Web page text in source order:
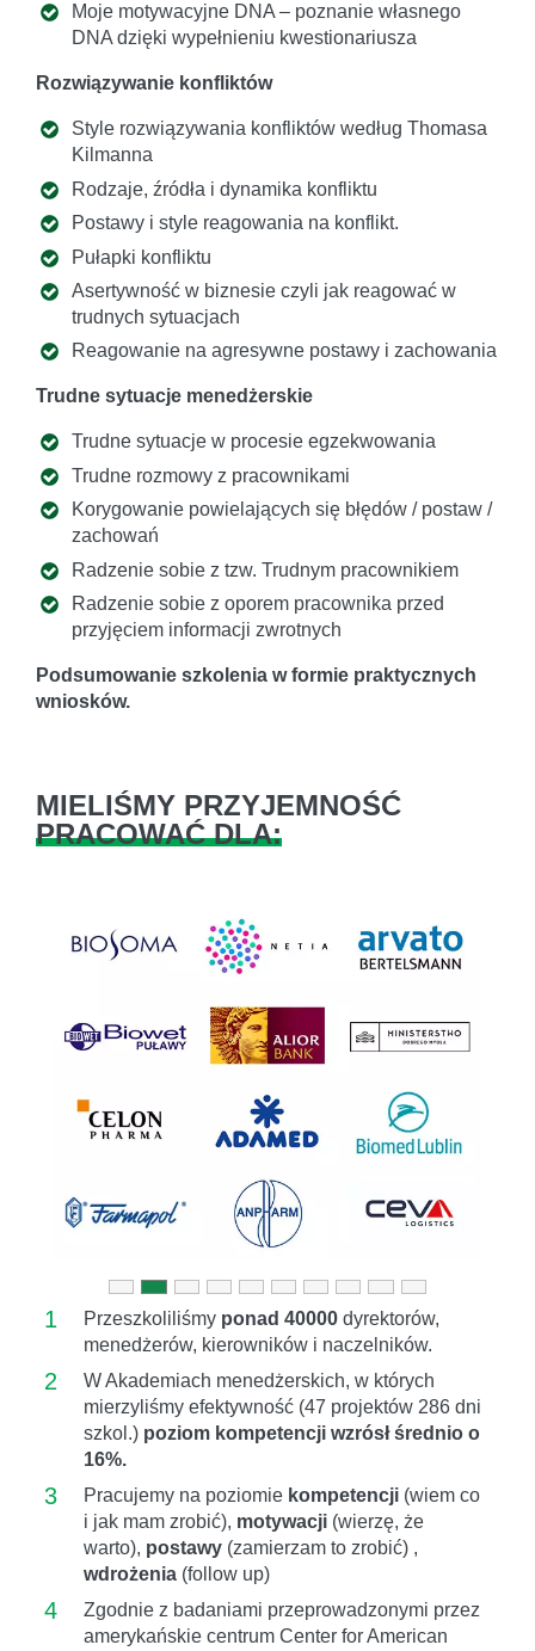
Moje motywacyjne DNA – poznanie własnego
DNA dzięki wypełnieniu kwestionariusza
Rozwiązywanie konfliktów
Style rozwiązywania konfliktów według Thomasa
Kilmanna
Rodzaje, źródła i dynamika konfliktu
Postawy i style reagowania na konflikt.
Pułapki konfliktu
Asertywność w biznesie czyli jak reagować w
trudnych sytuacjach
Reagowanie na agresywne postawy i zachowania
Trudne sytuacje menedżerskie
Trudne sytuacje w procesie egzekwowania
Trudne rozmowy z pracownikami
Korygowanie powielających się błędów / postaw /
zachowań
Radzenie sobie z tzw. Trudnym pracownikiem
Radzenie sobie z oporem pracownika przed
przyjęciem informacji zwrotnych
Podsumowanie szkolenia w formie praktycznych
wniosków.
MIELIŚMY PRZYJEMNOŚĆ
PRACOWAĆ DLA:
1 Przeszkoliliśmy ponad 40000 dyrektorów,
menedżerów, kierowników i naczelników.
2
W Akademiach menedżerskich, w których
mierzyliśmy efektywność (47 projektów 286 dni
szkol.) poziom kompetencji wzrósł średnio o
16%.
3 Pracujemy na poziomie kompetencji (wiem co
i jak mam zrobić), motywacji (wierzę, że
warto), postawy (zamierzam to zrobić) ,
wdrożenia (follow up)
4
Zgodnie z badaniami przeprowadzonymi przez
amerykańskie centrum Center for American